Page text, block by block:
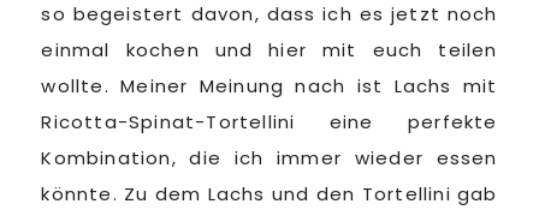
so begeistert davon, dass ich es jetzt noch
einmal kochen und hier mit euch teilen
wollte. Meiner Meinung nach ist Lachs mit
Ricotta-Spinat-Tortellini eine perfekte
Kombination, die ich immer wieder essen
könnte. Zu dem Lachs und den Tortellini gab